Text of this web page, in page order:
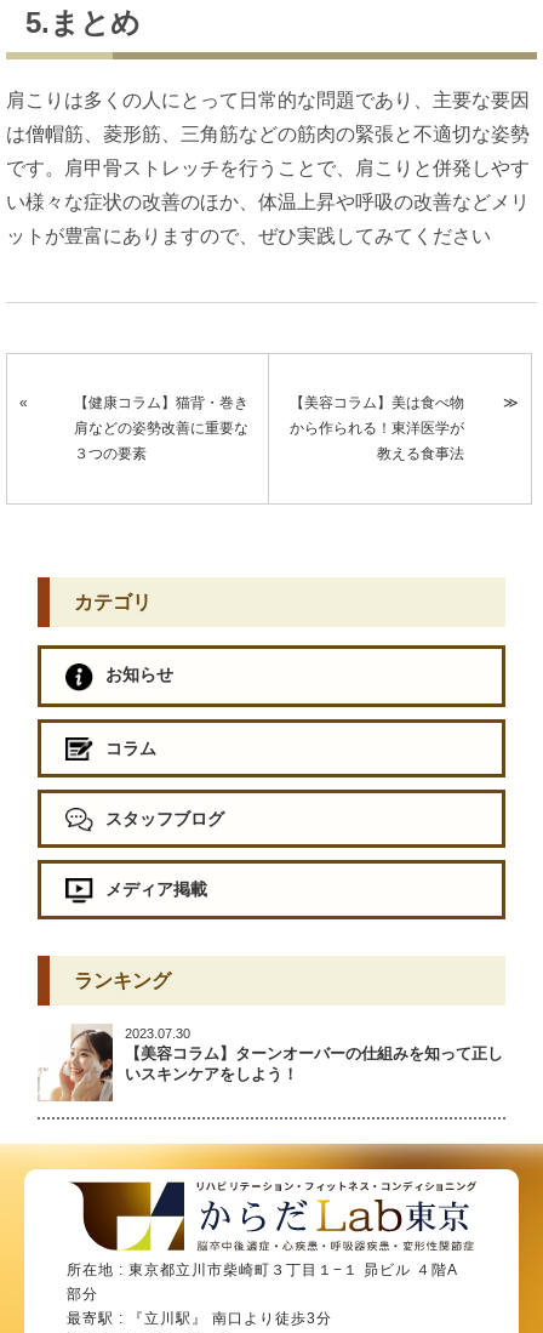
5.まとめ
肩こりは多くの人にとって日常的な問題であり、主要な要因
は僧帽筋、菱形筋、三角筋などの筋肉の緊張と不適切な姿勢
です。肩甲骨ストレッチを行うことで、肩こりと併発しやす
い様々な症状の改善のほか、体温上昇や呼吸の改善などメリ
ットが豊富にありますので、ぜひ実践してみてください
【健康コラム】猫背・巻き
肩などの姿勢改善に重要な
３つの要素
【美容コラム】美は食べ物
から作られる！東洋医学が
教える食事法
カテゴリ
お知らせ
コラム
スタッフブログ
メディア掲載
ランキング
2023.07.30
【美容コラム】ターンオーバーの仕組みを知って正し
いスキンケアをしよう！
所在地 : 東京都立川市柴崎町３丁目１−１ 昴ビル ４階A
部分
最寄駅 : 『立川駅』 南口より徒歩3分